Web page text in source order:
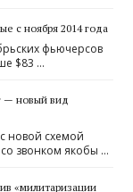
с ноября 2014 года
фьючерсов
$83 …
— новый вид
новой схемой
звонком якобы …
«милитаризации